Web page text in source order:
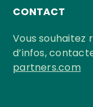
CONTACT
Vous souhaitez
d’infos,
partners.com